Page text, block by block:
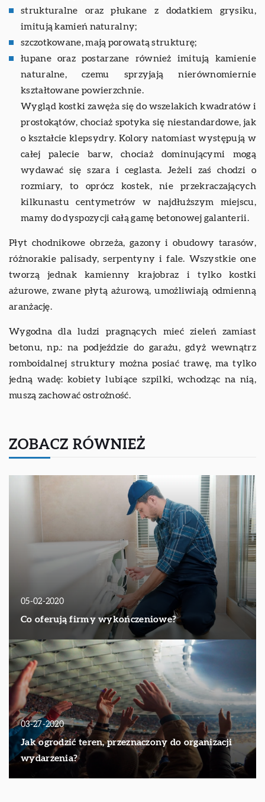
strukturalne oraz płukane z dodatkiem grysiku,
imitują kamień naturalny;
szczotkowane, mają porowatą strukturę;
łupane oraz postarzane również imitują kamienie
naturalne, czemu sprzyjają nierównomiernie
kształtowane powierzchnie.
Wygląd kostki zawęża się do wszelakich kwadratów i
prostokątów, chociaż spotyka się niestandardowe, jak
o kształcie klepsydry. Kolory natomiast występują w
całej palecie barw, chociaż dominującymi mogą
wydawać się szara i ceglasta. Jeżeli zaś chodzi o
rozmiary, to oprócz kostek, nie przekraczających
kilkunastu centymetrów w najdłuższym miejscu,
mamy do dyspozycji całą gamę betonowej galanterii.
Płyt chodnikowe obrzeża, gazony i obudowy tarasów,
różnorakie palisady, serpentyny i fale. Wszystkie one
tworzą jednak kamienny krajobraz i tylko kostki
ażurowe, zwane płytą ażurową, umożliwiają odmienną
aranżację.
Wygodna dla ludzi pragnących mieć zieleń zamiast
betonu, np.: na podjeździe do garażu, gdyż wewnątrz
romboidalnej struktury można posiać trawę, ma tylko
jedną wadę: kobiety lubiące szpilki, wchodząc na nią,
muszą zachować ostrożność.
ZOBACZ RÓWNIEŻ
05-02-2020
Co oferują firmy wykończeniowe?
03-27-2020
Jak ogrodzić teren, przeznaczony do organizacji
wydarzenia?